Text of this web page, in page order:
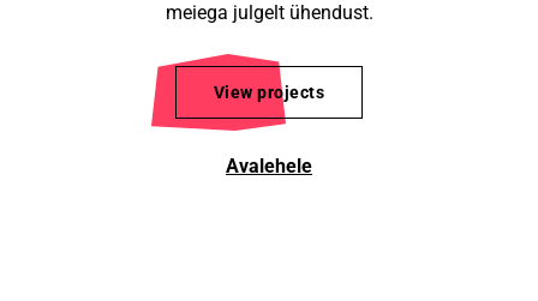
meiega julgelt ühendust.
View projects
Avalehele